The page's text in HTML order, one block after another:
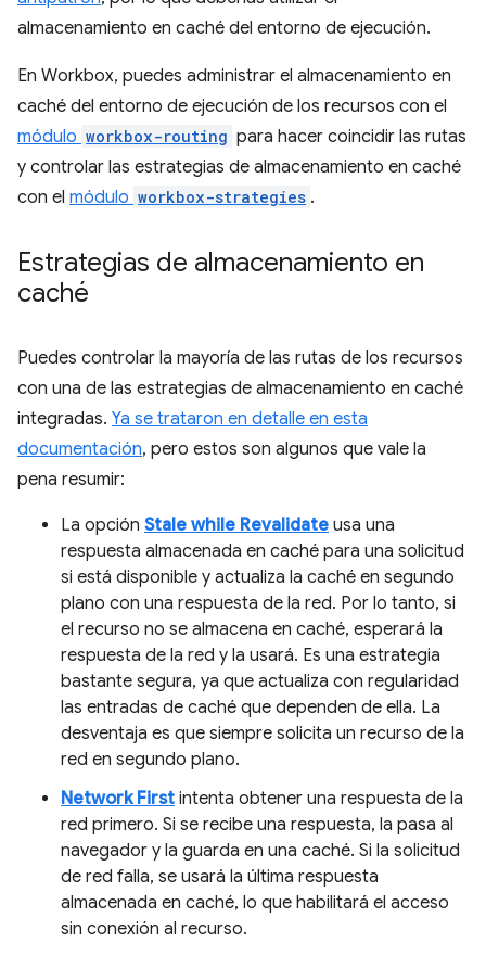
almacenamiento en caché del entorno de ejecución.
En Workbox, puedes administrar el almacenamiento en
caché del entorno de ejecución de los recursos con el
módulo workbox-routing para hacer coincidir las rutas
y controlar las estrategias de almacenamiento en caché
con el módulo workbox-strategies .
Estrategias de almacenamiento en
caché
Puedes controlar la mayoría de las rutas de los recursos
con una de las estrategias de almacenamiento en caché
integradas. Ya se trataron en detalle en esta
documentación, pero estos son algunos que vale la
pena resumir:
La opción Stale while Revalidate usa una
respuesta almacenada en caché para una solicitud
si está disponible y actualiza la caché en segundo
plano con una respuesta de la red. Por lo tanto, si
el recurso no se almacena en caché, esperará la
respuesta de la red y la usará. Es una estrategia
bastante segura, ya que actualiza con regularidad
las entradas de caché que dependen de ella. La
desventaja es que siempre solicita un recurso de la
red en segundo plano.
Network First intenta obtener una respuesta de la
red primero. Si se recibe una respuesta, la pasa al
navegador y la guarda en una caché. Si la solicitud
de red falla, se usará la última respuesta
almacenada en caché, lo que habilitará el acceso
sin conexión al recurso.